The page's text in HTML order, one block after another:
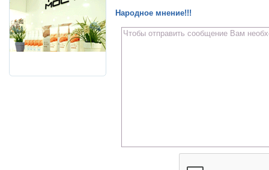
Народное мнение!!!